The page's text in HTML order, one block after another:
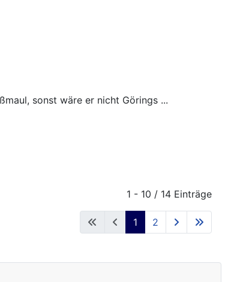
sonst wäre er nicht Görings ...
1 - 10 / 14 Einträge
1
2